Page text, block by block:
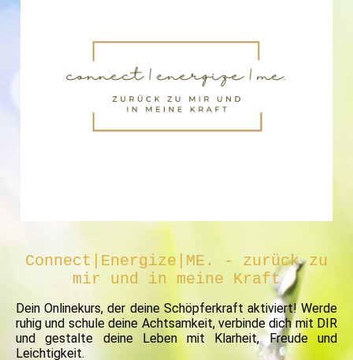
Connect|Energize|ME. - zurück zu
mir und in meine Kraft
Dein Onlinekurs, der deine Schöpferkraft aktiviert! Werde
ruhig und schule deine Achtsamkeit, verbinde dich mit DIR
und gestalte deine Leben mit Klarheit, Freude und
Leichtigkeit.